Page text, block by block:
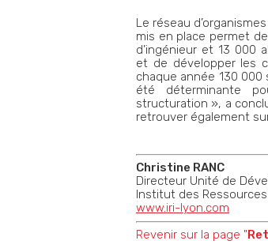
Le réseau
mis en place permet
d’ingénieur et 13 000
et de développer les
chaque année 130 000
été déterminante
structuration », a
retrouver également
Christine RANC
Directeur Unité de
Institut des
www.iri-lyon.com
Revenir sur la page "